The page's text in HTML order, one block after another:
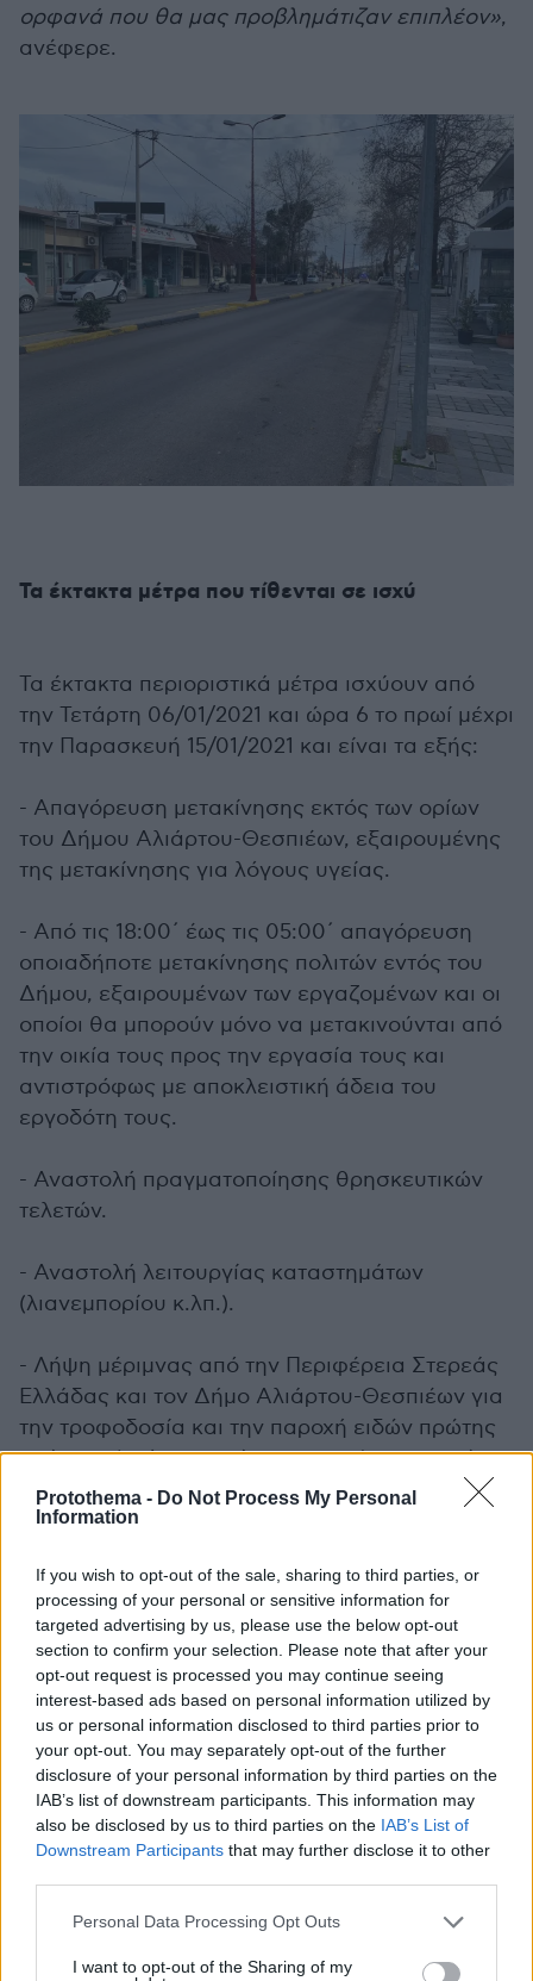
Protothema - Do Not Process My Personal
Information
If you wish to opt-out of the sale, sharing to third parties, or
processing of your personal or sensitive information for
targeted advertising by us, please use the below opt-out
section to confirm your selection. Please note that after your
opt-out request is processed you may continue seeing
interest-based ads based on personal information utilized by
us or personal information disclosed to third parties prior to
your opt-out. You may separately opt-out of the further
disclosure of your personal information by third parties on the
IAB’s list of downstream participants. This information may
also be disclosed by us to third parties on the IAB’s List of
Downstream Participants that may further disclose it to other
Please note that this website/app uses one or more Google
not limited to your visit or usage behaviour. You may click to
Personal Data Processing Opt Outs
I want to opt-out of the Sharing of my
ορφανά που θα μας προβλημάτιζαν επιπλέον»,
ανέφερε.
Τα έκτακτα μέτρα που τίθενται σε ισχύ
Τα έκτακτα περιοριστικά μέτρα ισχύουν από
την Τετάρτη 06/01/2021 και ώρα 6 το πρωί μέχρι
την Παρασκευή 15/01/2021 και είναι τα εξής:
- Απαγόρευση μετακίνησης εκτός των ορίων
του Δήμου Αλιάρτου-Θεσπιέων, εξαιρουμένης
της μετακίνησης για λόγους υγείας.
- Από τις 18:00΄ έως τις 05:00΄ απαγόρευση
οποιαδήποτε μετακίνησης πολιτών εντός του
Δήμου, εξαιρουμένων των εργαζομένων και οι
οποίοι θα μπορούν μόνο να μετακινούνται από
την οικία τους προς την εργασία τους και
αντιστρόφως με αποκλειστική άδεια του
εργοδότη τους.
- Αναστολή πραγματοποίησης θρησκευτικών
τελετών.
- Αναστολή λειτουργίας καταστημάτων
(λιανεμπορίου κ.λπ.).
- Λήψη μέριμνας από την Περιφέρεια Στερεάς
Ελλάδας και τον Δήμο Αλιάρτου-Θεσπιέων για
την τροφοδοσία και την παροχή ειδών πρώτης
ανάγκης (τρόφιμα, φάρμακα κ.α.) των κατοίκων
και για την κάθε είδους συνδρομή σε
περιπτώσεις κατοίκων χρονίως πασχόντων και
- Λήψη μέριμνας της Περιφερειακής Διοίκησης
Πυροσβεστικών Υπηρεσιών (ΠΕ.ΠΥ.Δ.) Στερεάς
Ελλάδας για συνδρομή σε προσωπικό και μέσα,
όπου και όταν απαιτηθεί.
- Επιτήρηση και ανάληψη κάθε αναγκαίας
ενέργειας από τη Γενική Περιφερειακή
Αστυνομική Διεύθυνση (ΓΕ.Π.Α.Δ.) Στερεάς
Ελλάδας για την τήρηση του κατ’ οίκον και
γεωγραφικού περιορισμού των κατοίκων της
ως άνω Κοινότητας.